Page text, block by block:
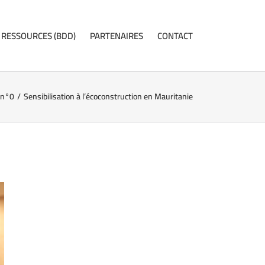
RESSOURCES (BDD) PARTENAIRES CONTACT
/Sensibilisation à l’écoconstruction en Mauritanie